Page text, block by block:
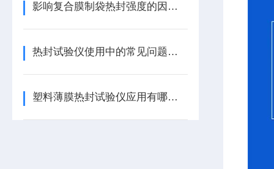
影响复合膜制袋热封强度的因素有哪些？
热封试验仪使用中的常见问题有哪些
塑料薄膜热封试验仪应用有哪些？